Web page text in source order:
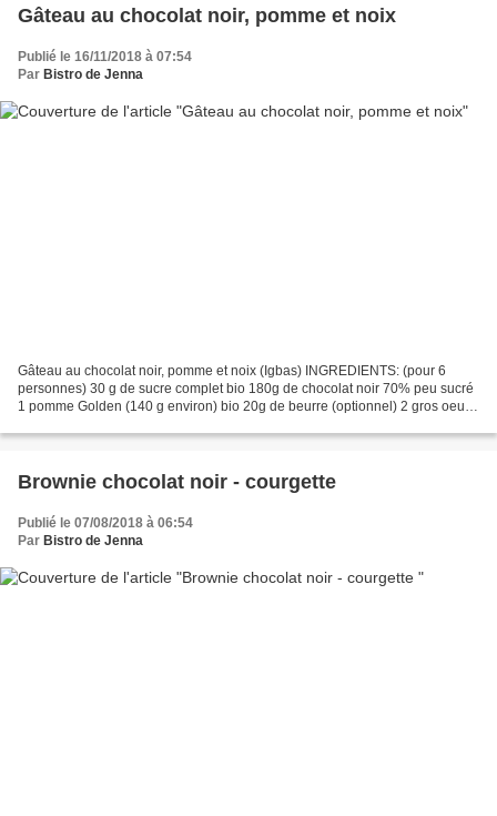
Gâteau au chocolat noir, pomme et noix
Publié le 16/11/2018 à 07:54
Par Bistro de Jenna
Gâteau au chocolat noir, pomme et noix (Igbas) INGREDIENTS: (pour 6
personnes) 30 g de sucre complet bio 180g de chocolat noir 70% peu sucré
1 pomme Golden (140 g environ) bio 20g de beurre (optionnel) 2 gros oeufs
Brownie chocolat noir - courgette
Publié le 07/08/2018 à 06:54
Par Bistro de Jenna